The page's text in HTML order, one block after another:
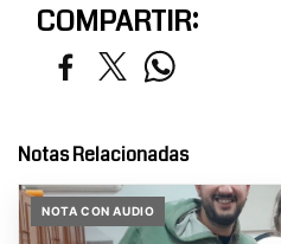
COMPARTIR:
Notas Relacionadas
NOTA CON AUDIO